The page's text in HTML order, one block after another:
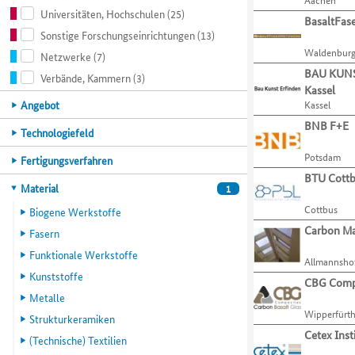
Verfahren
und
Aktivitäten
präsentieren.
gelangen.
Nutzen
Sie
die
Zugriffstaste
O,
um
zum
Menüpunkt
für
Organisationen
gelangen.
Zugriffstaste
Menüpunkt
Organisationen
anhand
von
verschiedenen
Kompetenzmerkmalen
einschränken.
Mit
der
Tabulatortaste
können
Sie
zur
jeweils
nächsten
Kategorie
Kriterium
wechseln.
Universitäten, Hochschulen(25)
Sonstige Forschungseinrichtungen(13)
Netzwerke (7)
Verbände, Kammern(3)
Hauptkategorie
Angebot
Hauptkategorie
Technologiefeld
Hauptkategorie
Fertigungsverfahren
Hauptkategorie
Material 1
Biogene Werkstoffe
Fasern
Funktionale Werkstoffe
Kunststoffe
Metalle
Strukturkeramiken
(Technische) Textilien
Liste.
Mit
Tabulatortaste
Sie
nächsten
Organisation
Waldenburg
BAU
Kassel
Kassel
BNB F+E
Potsdam
BTU
Cottbus
Carbon
CBG
Wipperfürth
Cetex